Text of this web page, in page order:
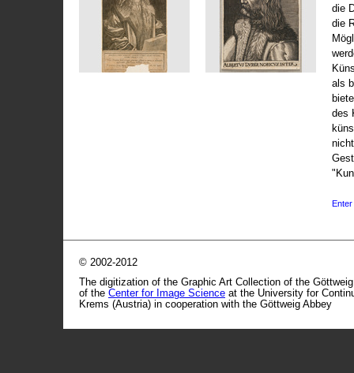
die
die
als
des
Enter
© 2002-2012
The digitization of the Graphic Art Collection of the
of the Center for Image Science at the University for
Krems (Austria) in cooperation with the Göttweig Abbey